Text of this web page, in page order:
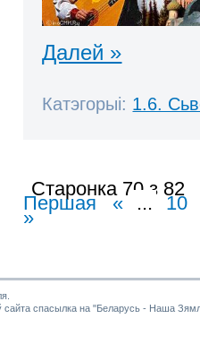
Далей »
Катэгорыі: 1.6.
Старонка 70 з 82
Першая « ... 10
»
спасылка на "Беларусь - Наша